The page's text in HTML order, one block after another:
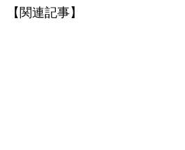
【関連記事】